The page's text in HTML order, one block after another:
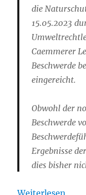
die
15.05.2023
Caemmerer
Beschwerde
eingereicht.
Obwohl der
Beschwerde
Ergebnisse
dies bisher
Weiterlesen